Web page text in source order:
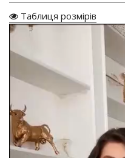
Таблиця розмірів